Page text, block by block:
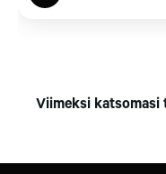
Viimeksi katsomasi